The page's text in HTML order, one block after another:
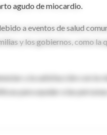
agudo de miocardio.
a eventos de salud
y los gobiernos, como
y la satisfacción con la
para ayudar a las